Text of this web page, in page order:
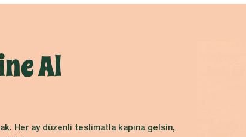
Al
Her ay düzenli teslimatla kapına gelsin,